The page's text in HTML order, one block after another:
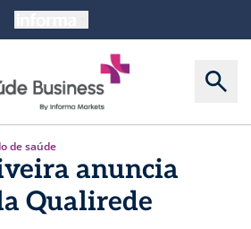
de saúde
anuncia
Qualirede